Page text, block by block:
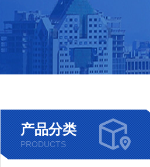
产品分类
PRODUCTS